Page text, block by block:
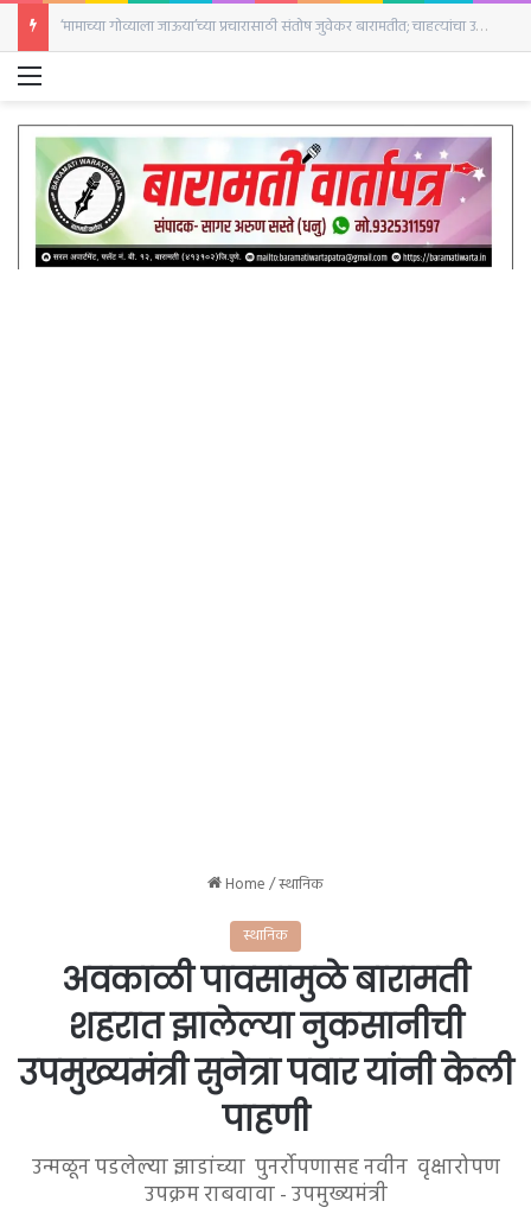
‘दृश्यम’ची आठवण करून देणारी घटना;पत्नीने केला नवऱ्याच्या हत्याचा प्रयत्न बारामती शहर पोलिस ठाण्यात सासऱ्याची गंभीर तक्रार
Menu
Home/स्थानिक
स्थानिक
अवकाळी पावसामुळे बारामती
शहरात झालेल्या नुकसानीची
उपमुख्यमंत्री सुनेत्रा पवार यांनी केली
पाहणी
उन्मळून पडलेल्या झाडांच्या पुनर्रोपणासह नवीन वृक्षारोपण
उपक्रम राबवावा - उपमुख्यमंत्री